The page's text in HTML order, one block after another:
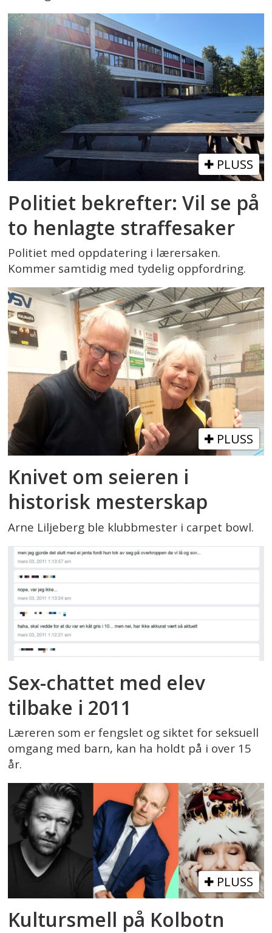
PLUSS
Politiet bekrefter: Vil se på
to henlagte straffesaker
Politiet med oppdatering i lærersaken.
Kommer samtidig med tydelig oppfordring.
PLUSS
Knivet om seieren i
historisk mesterskap
Arne Liljeberg ble klubbmester i carpet bowl.
Sex-chattet med elev
tilbake i 2011
Læreren som er fengslet og siktet for seksuell
omgang med barn, kan ha holdt på i over 15
år.
PLUSS
Kultursmell på Kolbotn